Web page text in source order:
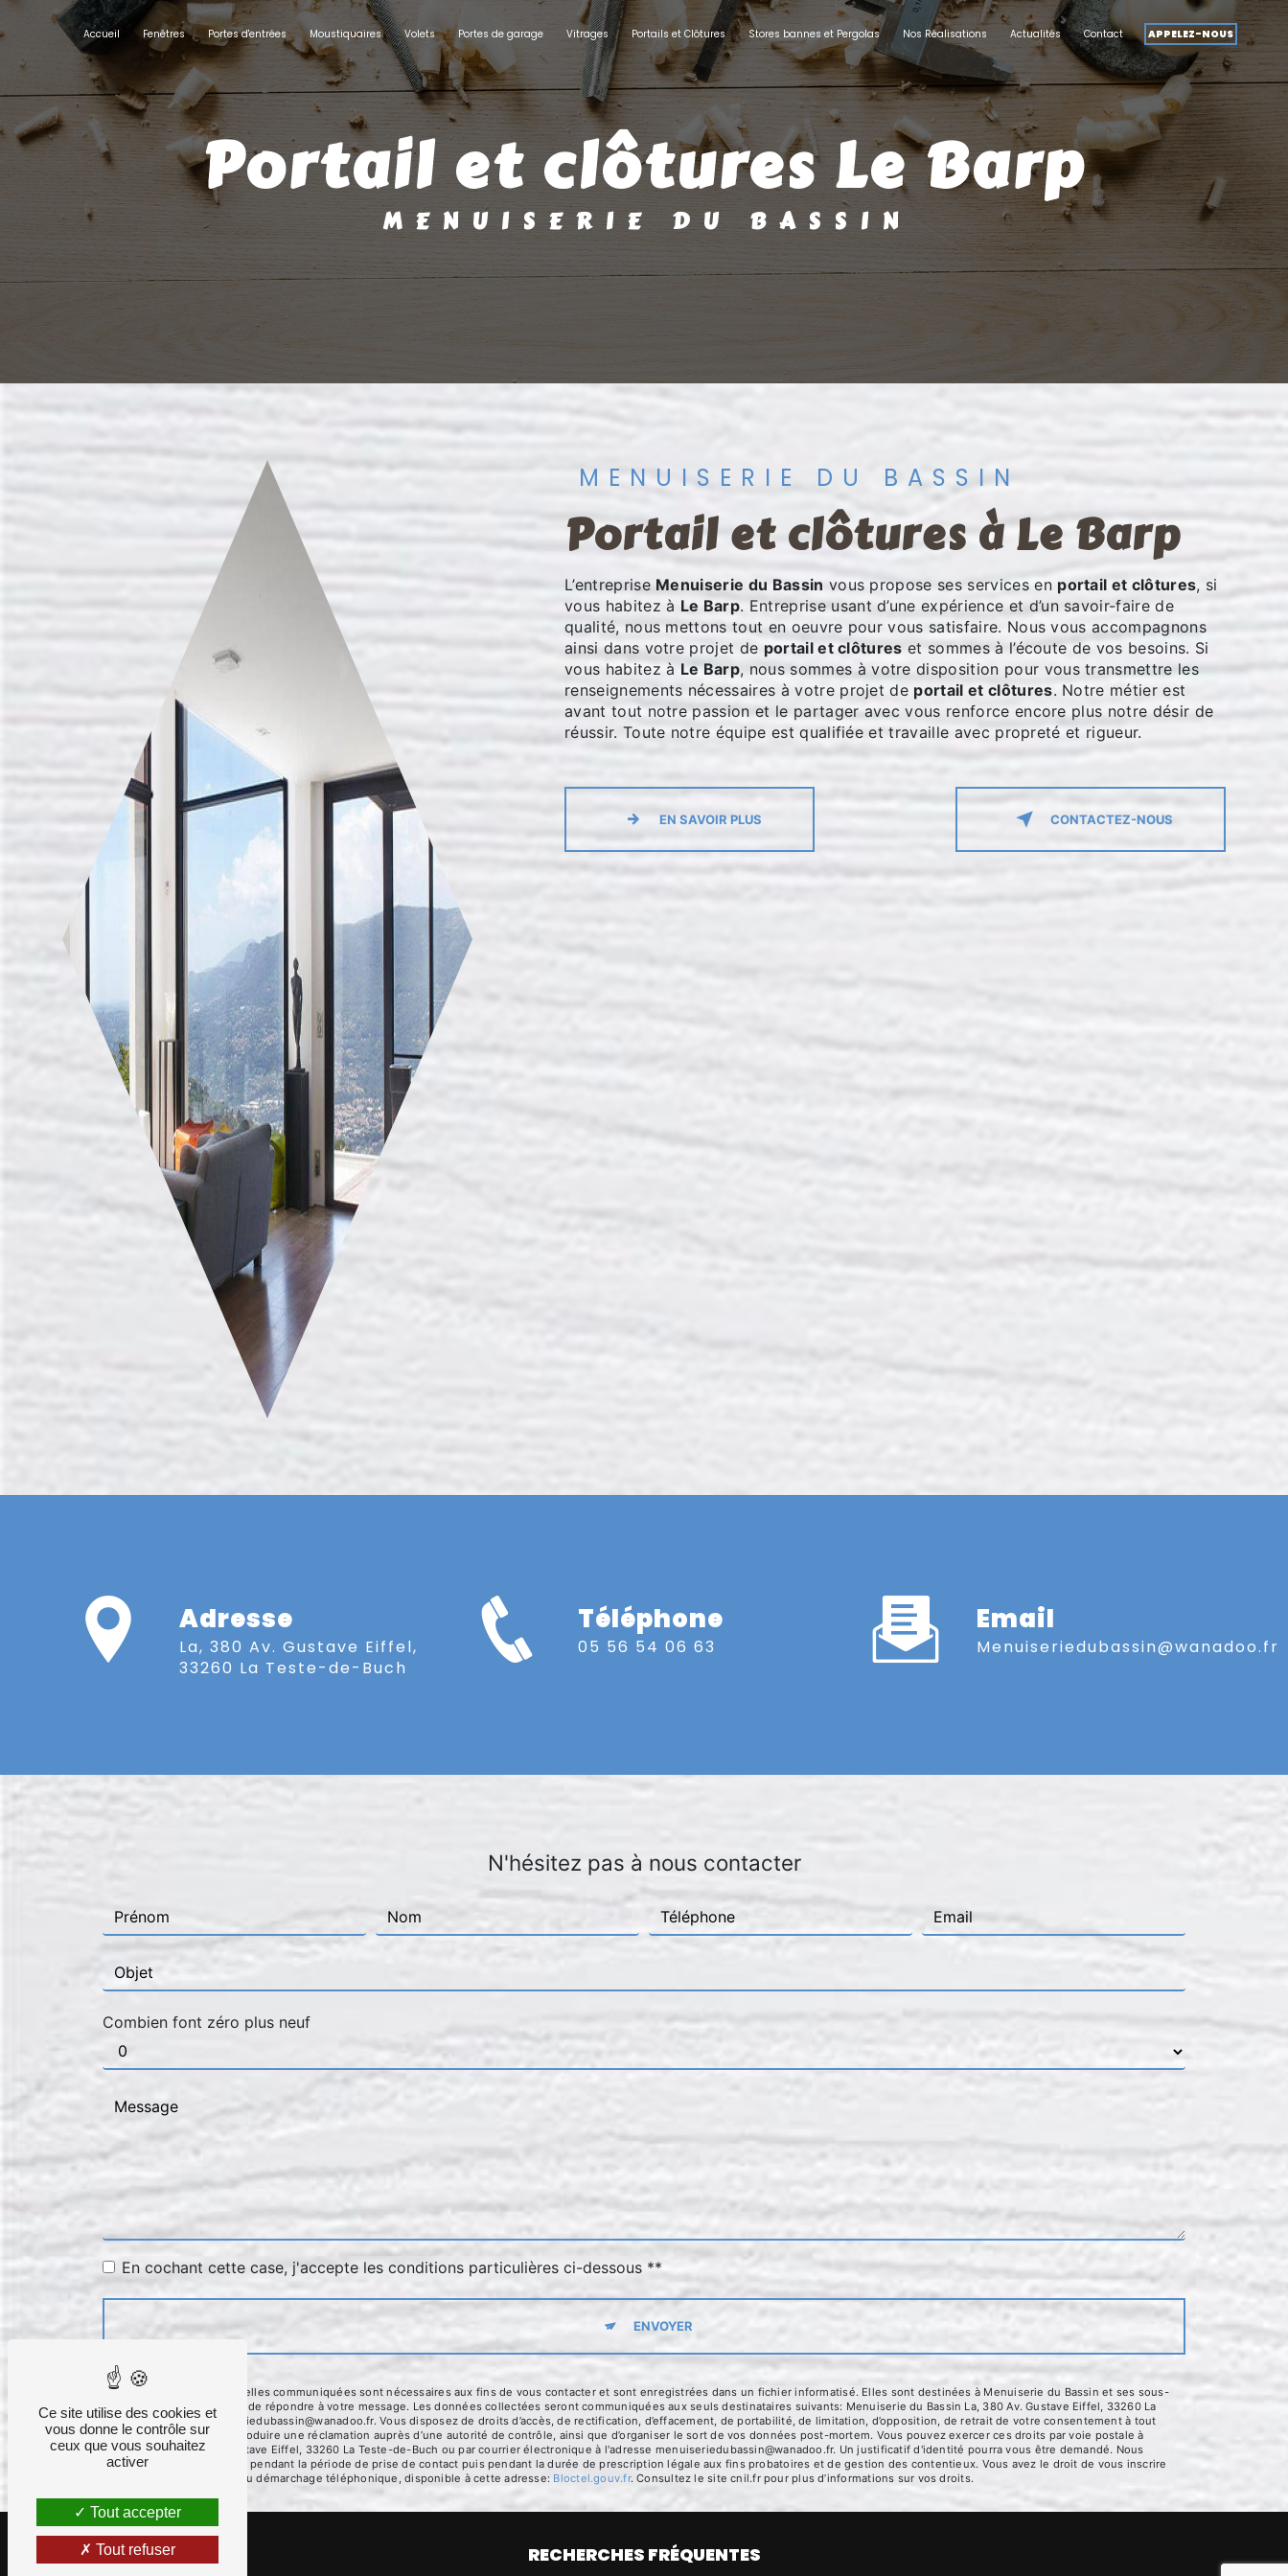
Accueil Fenêtres Portes d'entrées Moustiquaires Volets Portes de garage Vitrages Portails et Clôtures Stores bannes et Pergolas Nos Réalisations Actualités Contact APPELEZ-NOUS
portail et clôtures Le Barp
MENUISERIE DU BASSIN
MENUISERIE DU BASSIN
portail et clôtures à Le Barp
L’entreprise Menuiserie du Bassin vous propose ses services en portail et clôtures, si
vous habitez à Le Barp. Entreprise usant d’une expérience et d’un savoir-faire de
qualité, nous mettons tout en oeuvre pour vous satisfaire. Nous vous accompagnons
ainsi dans votre projet de portail et clôtures et sommes à l’écoute de vos besoins. Si
vous habitez à Le Barp, nous sommes à votre disposition pour vous transmettre les
renseignements nécessaires à votre projet de portail et clôtures. Notre métier est
avant tout notre passion et le partager avec vous renforce encore plus notre désir de
réussir. Toute notre équipe est qualifiée et travaille avec propreté et rigueur.
EN SAVOIR PLUS CONTACTEZ-NOUS
Adresse
La, 380 Av. Gustave Eiffel,
33260 La Teste-de-Buch
Téléphone
05 56 54 06 63
Email
menuiseriedubassin@wanadoo.fr
N'hésitez pas à nous contacter
Combien font zéro plus neuf
En cochant cette case, j'accepte les conditions particulières ci-dessous **
ENVOYER
** Les données personnelles communiquées sont nécessaires aux fins de vous contacter et sont enregistrées dans un fichier informatisé. Elles sont destinées à Menuiserie du Bassin et ses sous-
traitants dans le seul but de répondre à votre message. Les données collectées seront communiquées aux seuls destinataires suivants: Menuiserie du Bassin La, 380 Av. Gustave Eiffel, 33260 La
Teste-de-Buch menuiseriedubassin@wanadoo.fr. Vous disposez de droits d’accès, de rectification, d’effacement, de portabilité, de limitation, d’opposition, de retrait de votre consentement à tout
moment et du droit d’introduire une réclamation auprès d’une autorité de contrôle, ainsi que d’organiser le sort de vos données post-mortem. Vous pouvez exercer ces droits par voie postale à
l'adresse La, 380 Av. Gustave Eiffel, 33260 La Teste-de-Buch ou par courrier électronique à l'adresse menuiseriedubassin@wanadoo.fr. Un justificatif d'identité pourra vous être demandé. Nous
conservons vos données pendant la période de prise de contact puis pendant la durée de prescription légale aux fins probatoires et de gestion des contentieux. Vous avez le droit de vous inscrire
sur la liste d'opposition au démarchage téléphonique, disponible à cette adresse:
Bloctel.gouv.fr. Consultez le site cnil.fr pour plus d’informations sur vos droits.
RECHERCHES FRÉQUENTES
Panneau de gestion des cookies
Ce site utilise des cookies et
vous donne le contrôle sur
ceux que vous souhaitez
activer
Tout accepter
Tout refuser